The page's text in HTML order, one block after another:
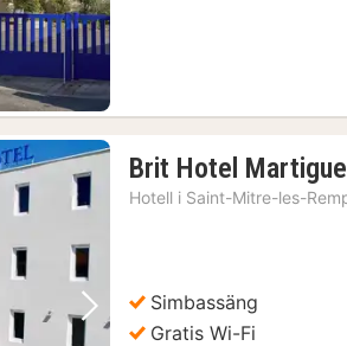
Nästa bild
Brit Hotel
Hotell i Saint-Mitre-les-
Simbassäng
Gratis Wi-Fi